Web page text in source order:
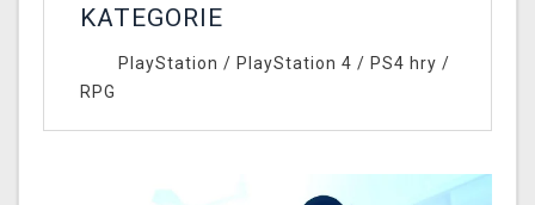
KATEGORIE
PlayStation / PlayStation 4 / PS4 hry /
RPG